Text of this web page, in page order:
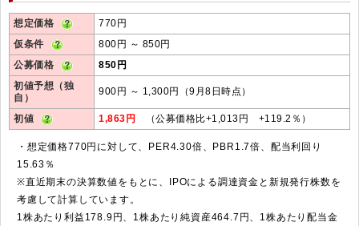
想定価格
770円
仮条件
800円 ～ 850円
公募価格
850円
初値予想（独
自）
900円 ～ 1,300円（9月8日時点）
初値 1,863円 （公募価格比+1,013円 +119.2％）
・想定価格770円に対して、PER4.30倍、PBR1.7倍、配当利回り
15.63％
※直近期末の決算数値をもとに、IPOによる調達資金と新規発行株数を
考慮して計算しています。
1株あたり利益178.9円、1株あたり純資産464.7円、1株あたり配当金